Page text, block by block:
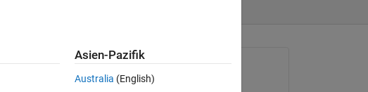
Bobby
Asien-Pazifik
Australia (English)